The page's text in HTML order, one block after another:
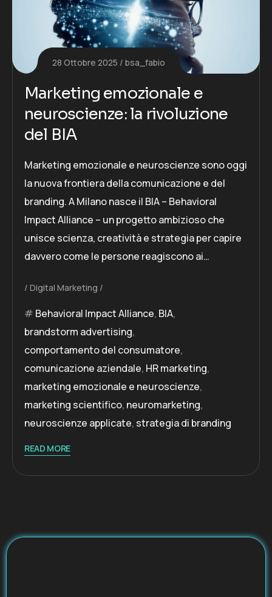
28 Ottobre 2025 bsa_fabio
Marketing emozionale e
neuroscienze: la rivoluzione
del BIA
Marketing emozionale e neuroscienze sono oggi
la nuova frontiera della comunicazione e del
branding. A Milano nasce il BIA – Behavioral
Impact Alliance – un progetto ambizioso che
unisce scienza, creatività e strategia per capire
davvero come le persone reagiscono ai…
Digital Marketing
Behavioral Impact Alliance, BIA,
brandstorm advertising,
comportamento del consumatore,
comunicazione aziendale, HR marketing,
marketing emozionale e neuroscienze,
marketing scientifico, neuromarketing,
neuroscienze applicate, strategia di branding
READ MORE